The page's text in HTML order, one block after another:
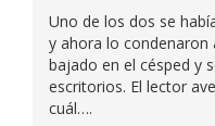
Uno de los dos se
y ahora lo condenaron
bajado en el césped y
escritorios. El lector
cuál….